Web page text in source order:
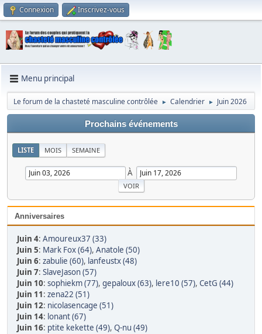
Connexion Inscrivez-vous
Menu principal
Le forum de la chasteté masculine contrôlée ► Calendrier ► Juin 2026
Prochains événements
LISTE MOIS SEMAINE
À
Anniversaires
Juin 4: Amoureux37 (33)
Juin 5: Mark Fox (64), Anatole (50)
Juin 6: zabulie (60), lanfeustx (48)
Juin 7: SlaveJason (57)
Juin 10: sophiekm (77), gepaloux (63), lere10 (57), CetG (44)
Juin 11: zena22 (51)
Juin 12: nicolasencage (51)
Juin 14: lonant (67)
Juin 16: ptite kekette (49), Q-nu (49)